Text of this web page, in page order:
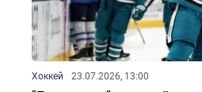
Хоккей 23.07.2026, 13:00